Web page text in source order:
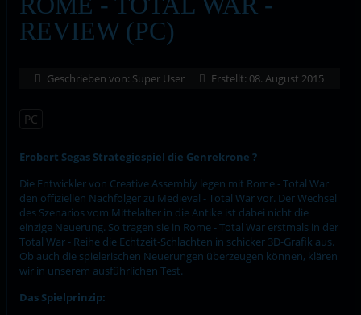
REVIEW (PC)
Geschrieben von: Super User Erstellt: 08. August 2015
PC
Erobert Segas Strategiespiel die Genrekrone ?
Die Entwickler von Creative Assembly legen mit Rome - Total War
den offiziellen Nachfolger zu Medieval - Total War vor. Der Wechsel
des Szenarios vom Mittelalter in die Antike ist dabei nicht die
einzige Neuerung. So tragen sie in Rome - Total War erstmals in der
Total War - Reihe die Echtzeit-Schlachten in schicker 3D-Grafik aus.
Ob auch die spielerischen Neuerungen überzeugen können, klären
wir in unserem ausführlichen Test.
Das Spielprinzip: